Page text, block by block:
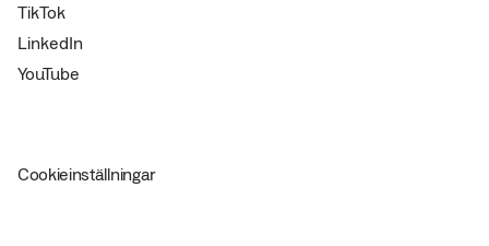
TikTok
LinkedIn
YouTube
Cookieinställningar